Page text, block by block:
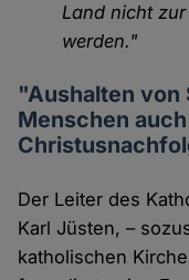
Land nicht
werden."
"Aushalten von
Menschen
Der Leiter des
Karl Jüsten, –
katholischen